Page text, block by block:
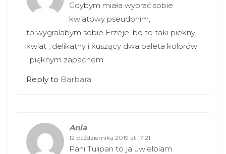
Gdybym miała wybrać sobie
kwiatowy pseudonim,
to wygralabym sobie Frzeje, bo to taki piekny
kwiat , delikatny i kuszący dwa paleta kolorów
i pięknym zapachem.
Reply to Barbara
Ania
12 października 2019 at 17:21
Pani Tulipan to ja uwielbiam